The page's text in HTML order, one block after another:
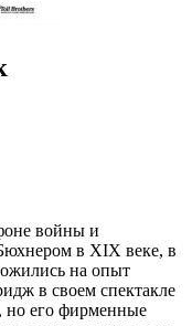
войны и
в XIX веке, в
на опыт
в своем спектакле
но его фирменные